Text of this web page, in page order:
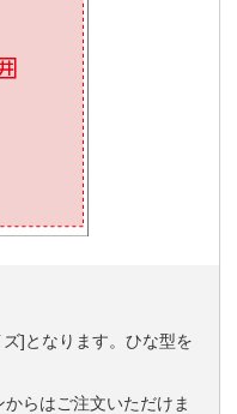
]となります。ひな型を
らはご注文いただけま